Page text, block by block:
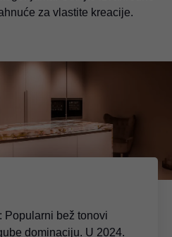
za vlastite kreacije.
Popularni bež tonovi
dominaciju. U 2024.